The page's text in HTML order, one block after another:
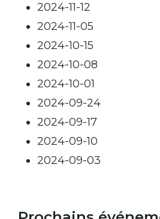
2024-11-12
2024-11-05
2024-10-15
2024-10-08
2024-10-01
2024-09-24
2024-09-17
2024-09-10
2024-09-03